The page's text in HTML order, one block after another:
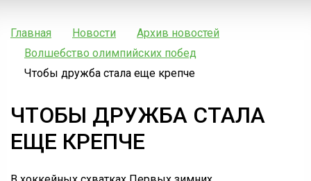
Главная Новости
Архив новостей
Волшебство олимпийских побед
Чтобы дружба стала еще крепче
ЧТОБЫ ДРУЖБА СТАЛА
ЕЩЕ КРЕПЧЕ